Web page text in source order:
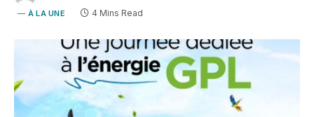
À LA UNE 4 Mins Read